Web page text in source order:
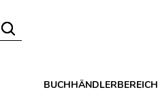
BUCHHÄNDLERBEREICH